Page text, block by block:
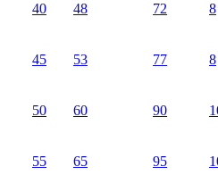
40 48 72 8
45 53 77 8
50 60 90
55 65 95